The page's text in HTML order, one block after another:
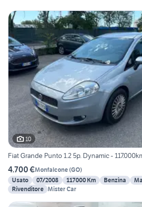
10
Fiat Grande Punto 1.2 5p. Dynamic -
4.700 €Monfalcone(GO)
Usato
07/2008 117000 Km Benzina
Rivenditore Mister Car